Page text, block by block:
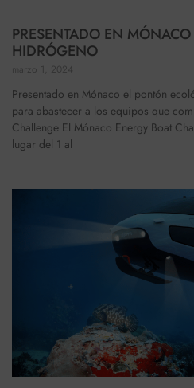
PRESENTADO EN
HIDRÓGENO
marzo 1, 2024
Presentado en Mónaco el pontón
para abastecer a los equipos que
Challenge El Mónaco Energy Boat
lugar del 1 al